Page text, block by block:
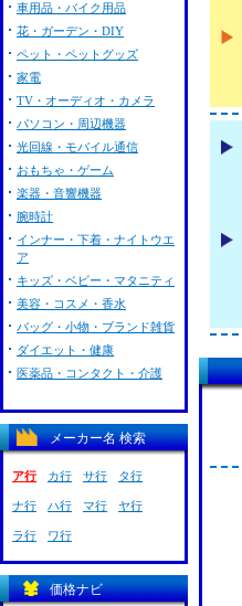
車用品・バイク用品
花・ガーデン・DIY
ペット・ペットグッズ
家電
TV・オーディオ・カメラ
パソコン・周辺機器
光回線・モバイル通信
おもちゃ・ゲーム
楽器・音響機器
腕時計
インナー・下着・ナイトウエ
ア
キッズ・ベビー・マタニティ
美容・コスメ・香水
バッグ・小物・ブランド雑貨
ダイエット・健康
医薬品・コンタクト・介護
メーカー名 検索
ア行 カ行 サ行 タ行
ナ行 ハ行 マ行 ヤ行
ラ行 ワ行
価格ナビ